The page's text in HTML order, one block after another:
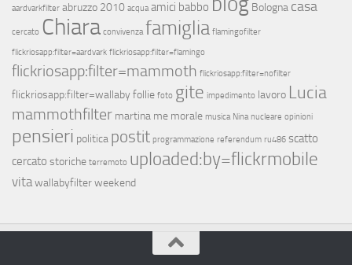
aardvarkfilter abruzzo 2010 acqua amici babbo Bologna casa
cercato Chiara convivenza famiglia flamingofilter
flickriosapp:filter=aardvark flickriosapp:filter=flamingo
flickriosapp:filter=mammoth flickriosapp:filter=nofilter
flickriosapp:filter=wallaby follie foto gite impedimento lavoro Lucia
mammothfilter martina me morale musica Nina nucleare opinioni
pensieri politica postit programmazione referendum ru486 scatto
cercato storiche terremoto uploaded:by=flickrmobile
vitawallabyfilterweekend